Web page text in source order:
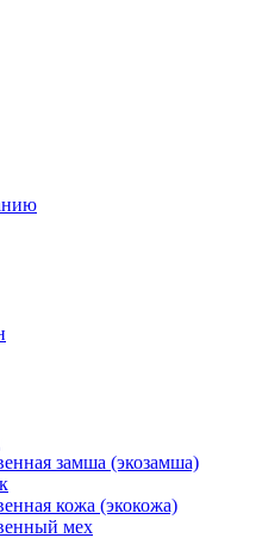
замша (экозамша)
кожа (экокожа)
мех